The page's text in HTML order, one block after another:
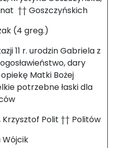
†† Goszczyńskich
(4 greg.)
11 r. urodzin Gabriela z
dary
Matki Bożej
potrzebne łaski dla
Krzysztof Polit †† Politów
Wójcik